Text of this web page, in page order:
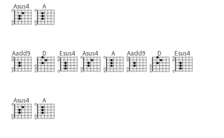
Asus4 A
Aadd9 D Esus4 Asus4 A Aadd9 D Esus4
Asus4 A